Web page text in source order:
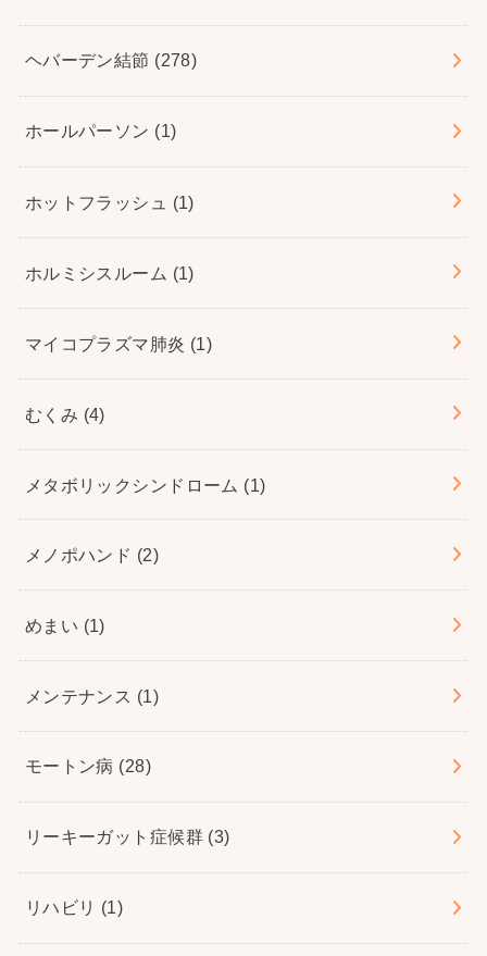
ヘバーデン結節 (278)
ホールパーソン (1)
ホットフラッシュ (1)
ホルミシスルーム (1)
マイコプラズマ肺炎 (1)
むくみ (4)
メタボリックシンドローム (1)
メノポハンド (2)
めまい (1)
メンテナンス (1)
モートン病 (28)
リーキーガット症候群 (3)
リハビリ (1)